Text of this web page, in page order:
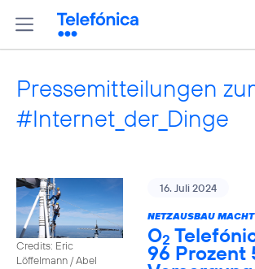
Pressemitteilungen
#Internet_der_Dinge
Credits: Eric
Löffelmann / Abel
16. Juli 2024
NETZAUSBAU
O2
96 Prozent